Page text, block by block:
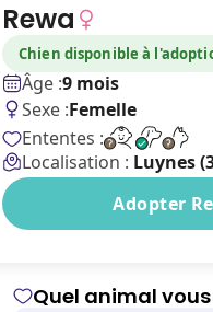
Rewa
Chien disponible à
Âge :9 mois
Sexe :Femelle
Ententes :
Localisation : Luynes
Adopter
Quel animal